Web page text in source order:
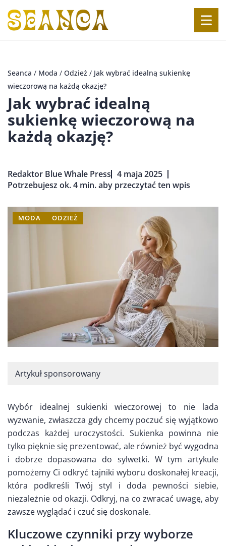
Seanca / Moda / Odzież / Jak wybrać idealną sukienkę
wieczorową na każdą okazję?
Jak wybrać idealną
sukienkę wieczorową na
każdą okazję?
Redaktor Blue Whale Press 4 maja 2025
Potrzebujesz ok. 4 min. aby przeczytać ten wpis
MODA ODZIEŻ
Artykuł sponsorowany
Wybór idealnej sukienki wieczorowej to nie lada
wyzwanie, zwłaszcza gdy chcemy poczuć się wyjątkowo
podczas każdej uroczystości. Sukienka powinna nie
tylko pięknie się prezentować, ale również być wygodna
i dobrze dopasowana do sylwetki. W tym artykule
pomożemy Ci odkryć tajniki wyboru doskonałej kreacji,
która podkreśli Twój styl i doda pewności siebie,
niezależnie od okazji. Odkryj, na co zwracać uwagę, aby
zawsze wyglądać i czuć się doskonale.
Kluczowe czynniki przy wyborze